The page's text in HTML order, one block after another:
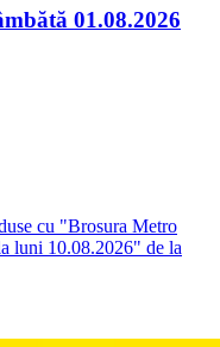
01.08.2026
cu "Brosura Metro
luni 10.08.2026" de la